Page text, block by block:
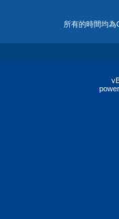
所有的時間均為